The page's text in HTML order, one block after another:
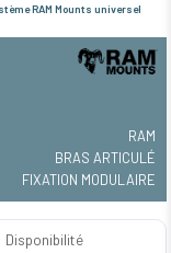
RAM Mounts universel
RAM
BRAS ARTICULÉ
FIXATION MODULAIRE
Disponibilité